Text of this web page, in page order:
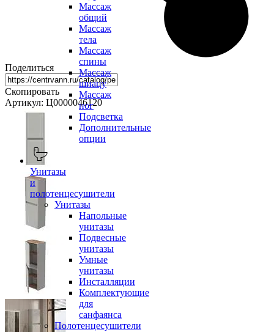
Массаж
общий
Массаж
тела
Массаж
спины
Массаж
шиацу
Массаж
ног
Подсветка
Дополнительные
опции
Унитазы
и
полотенцесушители
Унитазы
Напольные
унитазы
Подвесные
унитазы
Умные
унитазы
Инсталляции
Комплектующие
для
санфаянса
Полотенцесушители
Поделиться
Скопировать
Артикул: Ц0000046120